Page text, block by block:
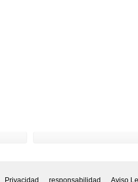
Privacidad responsabilidad Aviso